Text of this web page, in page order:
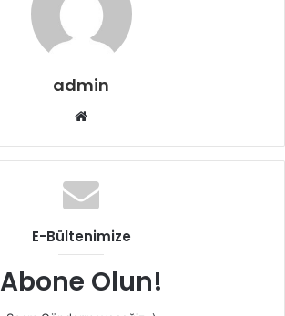
admin
Web
E-Bültenimize
Abone Olun!